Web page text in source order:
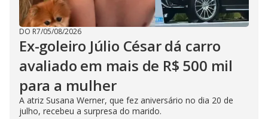
DO R7/05/08/2026
Ex-goleiro Júlio César dá carro
avaliado em mais de R$ 500 mil
para a mulher
A atriz Susana Werner, que fez aniversário no dia 20 de
julho, recebeu a surpresa do marido.